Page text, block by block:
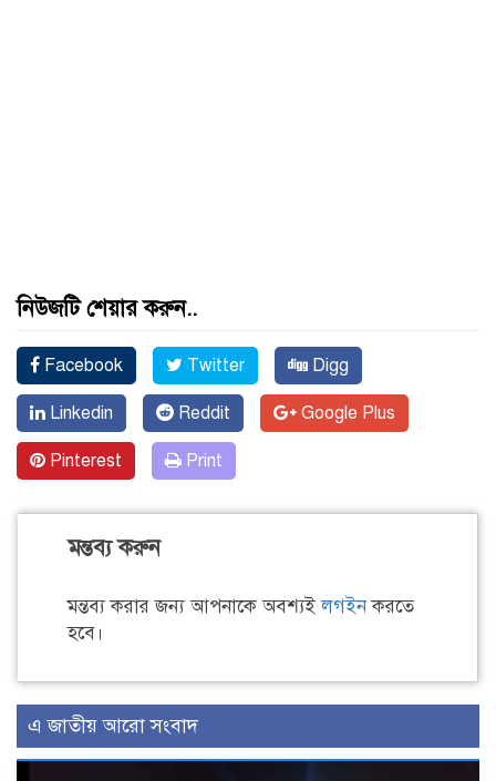
নিউজটি শেয়ার করুন..
Facebook Twitter Digg
Linkedin Reddit Google Plus
Pinterest Print
মন্তব্য করুন
মন্তব্য করার জন্য আপনাকে অবশ্যইলগইনকরতে
হবে।
এ জাতীয় আরো সংবাদ